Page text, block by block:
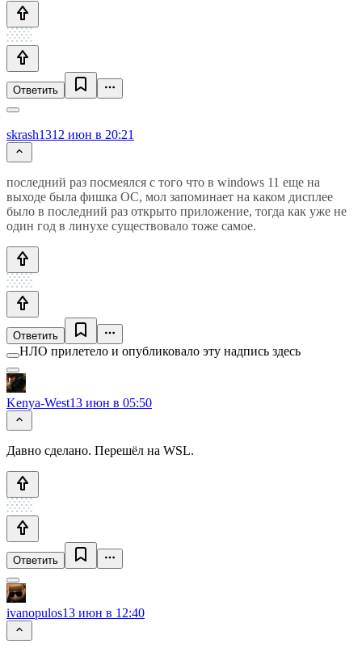
Ответить
skrash1312 июн в 20:21
последний раз посмеялся с того что в windows 11 еще на
выходе была фишка ОС, мол запоминает на каком дисплее
было в последний раз открыто приложение, тогда как уже не
один год в линухе существовало тоже самое.
Ответить
НЛО прилетело и опубликовало эту надпись здесь
Kenya-West13 июн в 05:50
Давно сделано. Перешёл на WSL.
Ответить
ivanopulos13 июн в 12:40